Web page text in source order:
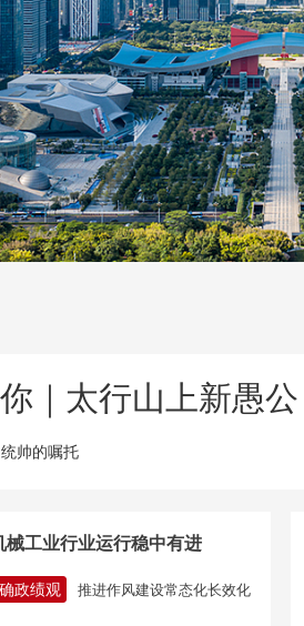
官网 直播 节目单 栏目 片库
｜太行山上新愚公
统帅的嘱托
械工业行业运行稳中有进
政绩观 推进作风建设常态化长效化